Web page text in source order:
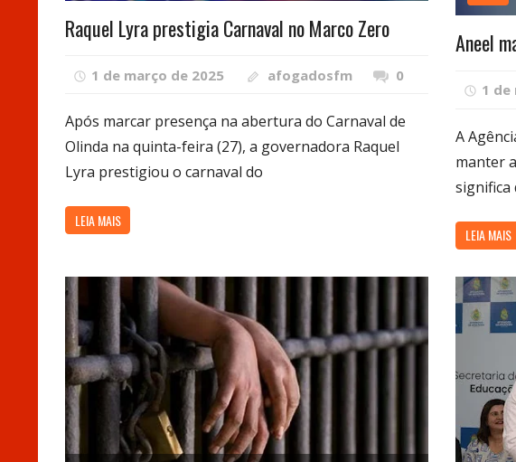
Raquel Lyra prestigia Carnaval no Marco Zero
1 de março de 2025 afogadosfm 0
Após marcar presença na abertura do Carnaval de
Olinda na quinta-feira (27), a governadora Raquel
Lyra prestigiou o carnaval do
LEIA MAIS
Aneel
1 de
A
manter
significa
LEIA MAIS